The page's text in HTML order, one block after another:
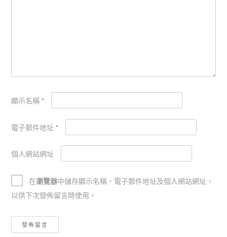
顯示名稱 *
電子郵件地址 *
個人網站網址
在瀏覽器中儲存顯示名稱、電子郵件地址及個人網站網址，
以供下次發佈留言時使用。